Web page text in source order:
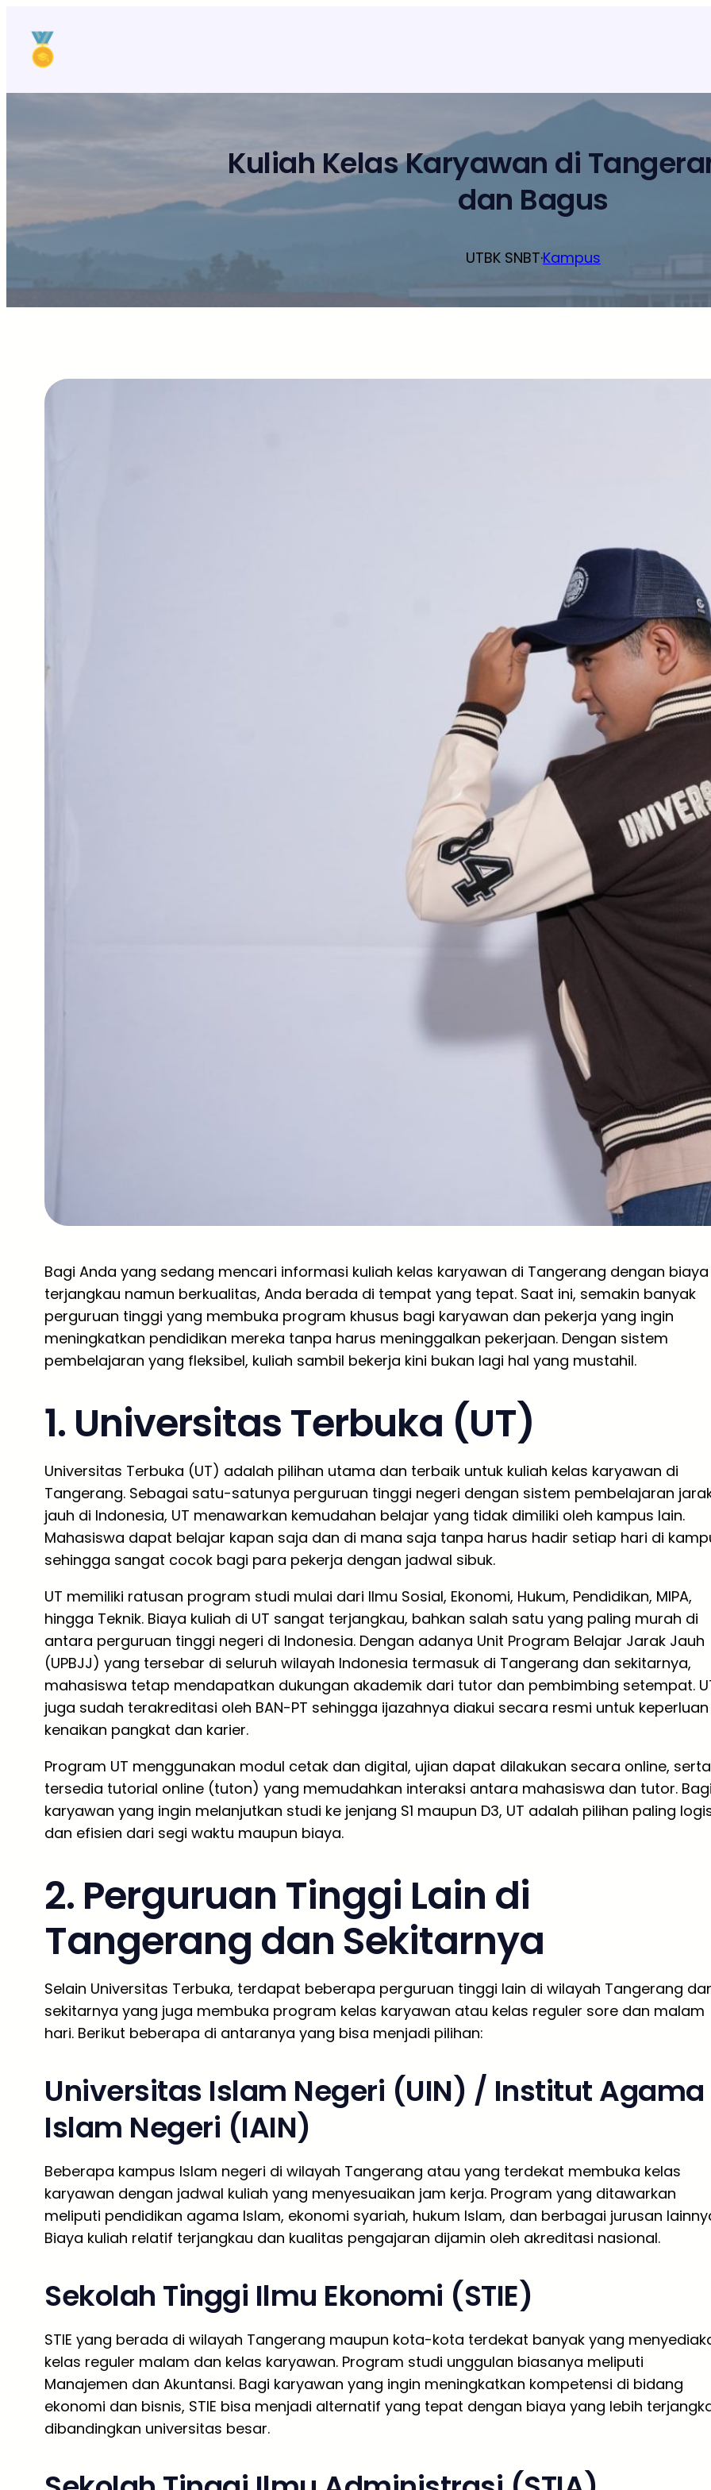
konten
Kuliah Kelas Karyawan di
dan Bagus
UTBK SNBT·Kampus
Bagi Anda yang sedang mencari informasi kuliah kelas karyawan di Tangerang dengan biaya
terjangkau namun berkualitas, Anda berada di tempat yang tepat. Saat ini, semakin banyak
perguruan tinggi yang membuka program khusus bagi karyawan dan pekerja yang ingin
meningkatkan pendidikan mereka tanpa harus meninggalkan pekerjaan. Dengan sistem
pembelajaran yang fleksibel, kuliah sambil bekerja kini bukan lagi hal yang mustahil.
1. Universitas Terbuka (UT)
Universitas Terbuka (UT) adalah pilihan utama dan terbaik untuk kuliah kelas karyawan di
Tangerang. Sebagai satu-satunya perguruan tinggi negeri dengan sistem pembelajaran
jauh di Indonesia, UT menawarkan kemudahan belajar yang tidak dimiliki oleh kampus lain.
Mahasiswa dapat belajar kapan saja dan di mana saja tanpa harus hadir setiap hari di
sehingga sangat cocok bagi para pekerja dengan jadwal sibuk.
UT memiliki ratusan program studi mulai dari Ilmu Sosial, Ekonomi, Hukum, Pendidikan, MIPA,
hingga Teknik. Biaya kuliah di UT sangat terjangkau, bahkan salah satu yang paling murah di
antara perguruan tinggi negeri di Indonesia. Dengan adanya Unit Program Belajar Jarak Jauh
(UPBJJ) yang tersebar di seluruh wilayah Indonesia termasuk di Tangerang dan sekitarnya,
mahasiswa tetap mendapatkan dukungan akademik dari tutor dan pembimbing setempat.
juga sudah terakreditasi oleh BAN-PT sehingga ijazahnya diakui secara resmi untuk keperluan
kenaikan pangkat dan karier.
Program UT menggunakan modul cetak dan digital, ujian dapat dilakukan secara online, serta
tersedia tutorial online (tuton) yang memudahkan interaksi antara mahasiswa dan tutor. Bagi
karyawan yang ingin melanjutkan studi ke jenjang S1 maupun D3, UT adalah pilihan paling
dan efisien dari segi waktu maupun biaya.
2. Perguruan Tinggi Lain di
Tangerang dan Sekitarnya
Selain Universitas Terbuka, terdapat beberapa perguruan tinggi lain di wilayah Tangerang
sekitarnya yang juga membuka program kelas karyawan atau kelas reguler sore dan malam
hari. Berikut beberapa di antaranya yang bisa menjadi pilihan:
Universitas Islam Negeri (UIN) / Institut Agama
Islam Negeri (IAIN)
Beberapa kampus Islam negeri di wilayah Tangerang atau yang terdekat membuka kelas
karyawan dengan jadwal kuliah yang menyesuaikan jam kerja. Program yang ditawarkan
meliputi pendidikan agama Islam, ekonomi syariah, hukum Islam, dan berbagai jurusan
Biaya kuliah relatif terjangkau dan kualitas pengajaran dijamin oleh akreditasi nasional.
Sekolah Tinggi Ilmu Ekonomi (STIE)
STIE yang berada di wilayah Tangerang maupun kota-kota terdekat banyak yang
kelas reguler malam dan kelas karyawan. Program studi unggulan biasanya meliputi
Manajemen dan Akuntansi. Bagi karyawan yang ingin meningkatkan kompetensi di bidang
ekonomi dan bisnis, STIE bisa menjadi alternatif yang tepat dengan biaya yang lebih
dibandingkan universitas besar.